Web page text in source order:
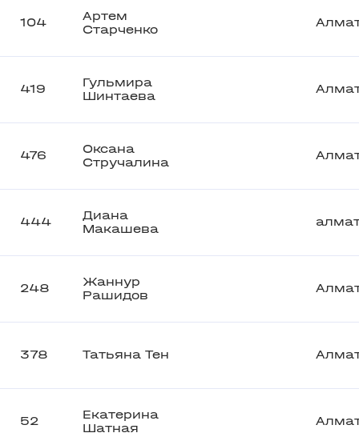
104
Артем
Старченко
419
Гульмира
Шинтаева
476
Оксана
Стручалина
444
Диана
Макашева
248
Жаннур
Рашидов
378 Татьяна Тен
52
Екатерина
Шатная